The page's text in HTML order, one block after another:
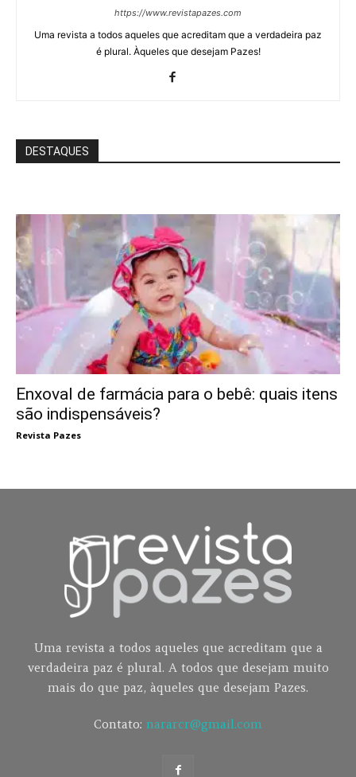
https://www.revistapazes.com
Uma revista a todos aqueles que acreditam que a verdadeira paz
é plural. Àqueles que desejam Pazes!
DESTAQUES
Enxoval de farmácia para o bebê: quais itens
são indispensáveis?
Revista Pazes
Uma revista a todos aqueles que acreditam que a
verdadeira paz é plural. A todos que desejam muito
mais do que paz, àqueles que desejam Pazes.
Contato: nararcr@gmail.com